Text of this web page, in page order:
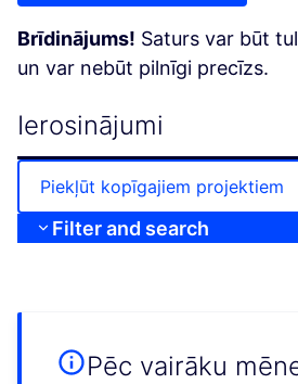
Brīdinājums! Saturs var būt
un var nebūt pilnīgi precīzs.
Ierosinājumi
Piekļūt kopīgajiem projektiem
Filter and search
Pēc vairāku